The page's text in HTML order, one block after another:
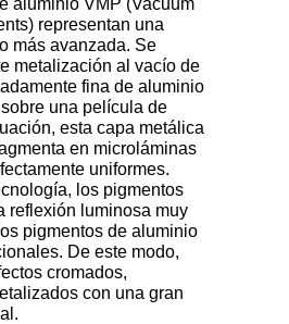
representan una
más avanzada. Se
metalización al vacío de
fina de aluminio
una película de
esta capa metálica
en microláminas
uniformes.
los pigmentos
reflexión luminosa muy
pigmentos de aluminio
De este modo,
cromados,
con una gran